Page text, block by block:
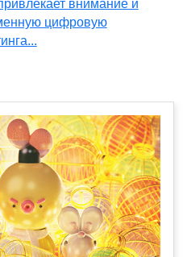
внимание и
цифровую